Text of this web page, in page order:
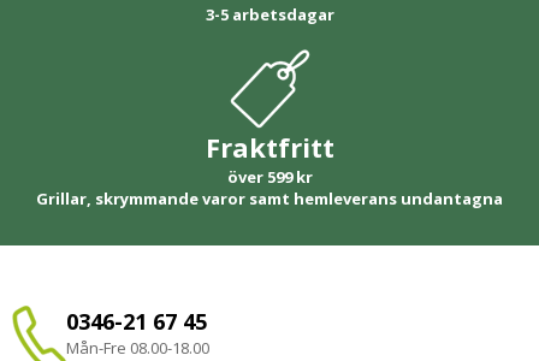
3-5 arbetsdagar
Fraktfritt
över 599 kr
Grillar, skrymmande varor samt hemleverans undantagna
0346-21 67 45
Mån-Fre 08.00-18.00